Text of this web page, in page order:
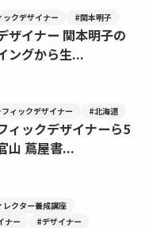
ックデザイナー #関本明子
ザイナー 関本明子の
ングから生...
ィックデザイナー #北海道
ィックデザイナーら5
山 蔦屋書...
レクター養成講座
ナー
#デザイナー